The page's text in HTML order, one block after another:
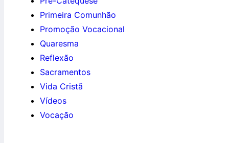
Primeira Comunhão
Promoção Vocacional
Quaresma
Reflexão
Sacramentos
Vida Cristã
Vídeos
Vocação